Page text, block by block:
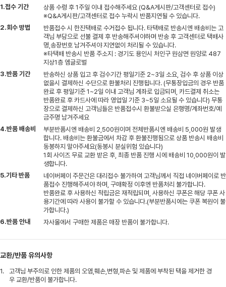
1.접수 기간
상품 수령 후 1주일 이내 접수해주세요 (Q&A게시판/고객센터로 접수)
※Q&A게시판/고객센터로 접수 누락시 반품지연될 수 있습니다.
2.회수 방법
반품접수 시 한진택배로 수거접수 됩니다. 타택배로 반송시엔 배송비는 고
객님 부담으로 선불 결제 후 반송해주셔야하며 반송 후 고객센터로 택배사
명,송장번호 남겨주셔야 지연없이 처리될 수 있습니다.
※타택배 반송시 반품 주소지 : 경기도 용인시 처인구 원삼면 원양로 487
지상1층 엠글로벌
3.반품 기간
반송하신 상품 입고 후 검수기간 평일기준 2~3일 소요, 검수 후 상품 이상
없을시 결제하신 수단으로 환불처리 진행됩니다. (무통장입금의 경우 반품
완료 후 평일기준 1~2일 이내 고객님 계좌로 입금되며, 카드결제 취소는
반품완료 후 카드사에 따라 영업일 기준 3~5일 소요될 수 있습니다) 무통
장으로 결제하신 고객님들은 반품접수시 환불받으실 은행명/계좌번호/예
금주명 남겨주세요
4.반품 배송비
부분반품시엔 배송비 2,500원이며 전체반품시엔 배송비 5,000원 발생
합니다. 배송비는 환불금에서 차감 후 환불진행됨으로 상품 반송시 배송비
동봉하지 말아주세요(동봉시 분실위험 있습니다)
1회 사이즈 무료 교환 받은 후, 최종 반품 진행 시에 배송비 10,000원이 발
생합니다.
5.기타 반품
네이버페이 주문건은 대리접수 불가하여 고객님께서 직접 네이버페이로 반
품접수 진행해주셔야 하며, 구매확정 이후엔 반품처리 불가합니다.
반품완료 후 사용하신 적립금은 재적립되며, 사용하신 쿠폰은 해당 쿠폰 사
용기간에 따라 사용이 불가할 수 있습니다.(부분반품시에는 쿠폰 복원이 불
가합니다.)
6.반품 안내
자사몰에서 구매한 제품은 매장 반품이 불가합니다.
교환/반품 유의사항
1.
고객님 부주의로 인한 제품의 오염,훼손,변형,파손 및 제품에 부착된 택을 제거한 경
우 교환/반품이 불가합니다.